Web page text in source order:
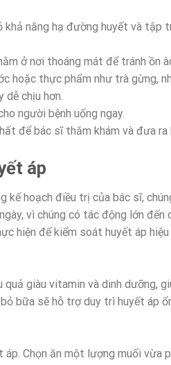
năng hạ đường huyết và tập
ở nơi thoáng mát để tránh ồn
hoặc thực phẩm như trà gừng,
dễ chịu hơn.
người bệnh uống ngay.
để bác sĩ thăm khám và đưa ra
áp
kế hoạch điều trị của bác sĩ,
vì chúng có tác động lớn đến
hiện để kiểm soát huyết áp hiệu
giàu vitamin và dinh dưỡng,
bữa sẽ hỗ trợ duy trì huyết áp
áp. Chọn ăn một lượng muối vừa